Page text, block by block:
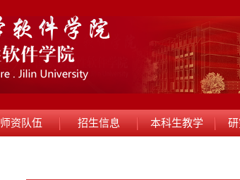
师资队伍 招生信息 本科生教学